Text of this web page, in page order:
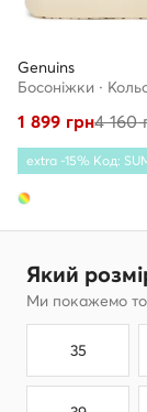
Genuins
Босоніжки ·
1 899 грн4 160
extra -15% Код:
Який
Ми покажемо
35